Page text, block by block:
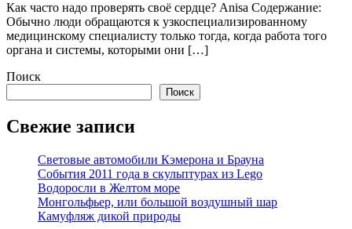
Как часто надо проверять своё сердце? Anisa Содержание:
Обычно люди обращаются к узкоспециализированному
медицинскому специалисту только тогда, когда работа того
органа и системы, которыми они […]
Поиск
Поиск
Свежие записи
Световые автомобили Кэмерона и Брауна
События 2011 года в скульптурах из Lego
Водоросли в Желтом море
Монгольфьер, или большой воздушный шар
Камуфляж дикой природы